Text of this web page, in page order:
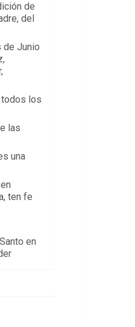
de
del
de Junio
los
las
una
ten fe
en